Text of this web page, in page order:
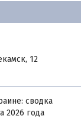
12
сводка
2026 года